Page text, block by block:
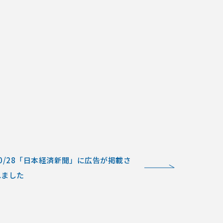
28「日本経済新聞」に広告が掲載さ
した